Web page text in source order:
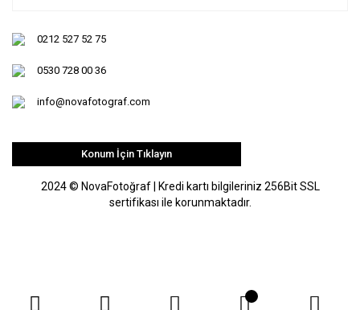
0212 527 52 75
0530 728 00 36
info@novafotograf.com
Konum İçin Tıklayın
2024 © NovaFotoğraf | Kredi kartı bilgileriniz 256Bit SSL
sertifikası ile korunmaktadır.